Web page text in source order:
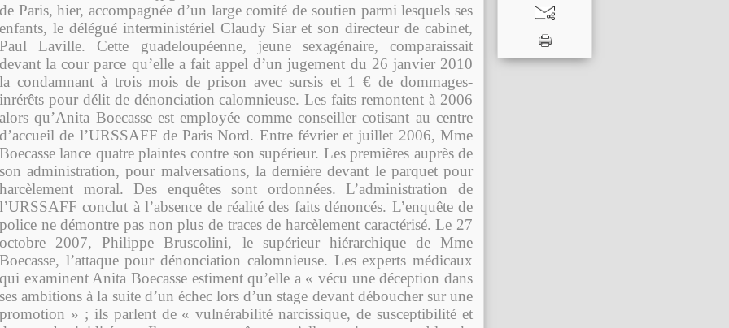
de Paris, hier, accompagnée d’un large comité de soutien parmi lesquels ses
enfants, le délégué interministériel Claudy Siar et son directeur de cabinet,
Paul Laville. Cette guadeloupéenne, jeune sexagénaire, comparaissait
devant la cour parce qu’elle a fait appel d’un jugement du 26 janvier 2010
la condamnant à trois mois de prison avec sursis et 1 € de dommages-
inrérêts pour délit de dénonciation calomnieuse. Les faits remontent à 2006
alors qu’Anita Boecasse est employée comme conseiller cotisant au centre
d’accueil de l’URSSAFF de Paris Nord. Entre février et juillet 2006, Mme
Boecasse lance quatre plaintes contre son supérieur. Les premières auprès de
son administration, pour malversations, la dernière devant le parquet pour
harcèlement moral. Des enquêtes sont ordonnées. L’administration de
l’URSSAFF conclut à l’absence de réalité des faits dénoncés. L’enquête de
police ne démontre pas non plus de traces de harcèlement caractérisé. Le 27
octobre 2007, Philippe Bruscolini, le supérieur hiérarchique de Mme
Boecasse, l’attaque pour dénonciation calomnieuse. Les experts médicaux
qui examinent Anita Boecasse estiment qu’elle a « vécu une déception dans
ses ambitions à la suite d’un échec lors d’un stage devant déboucher sur une
promotion » ; ils parlent de « vulnérabilité narcissique, de susceptibilité et